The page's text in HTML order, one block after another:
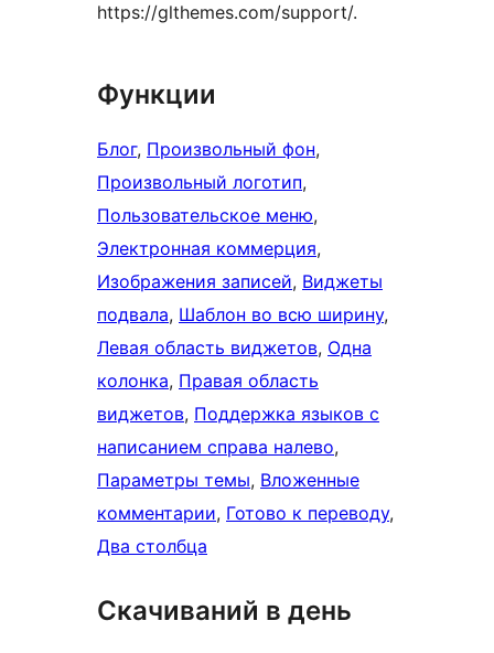
https://glthemes.com/support/.
Функции
Блог, Произвольный фон
Произвольный логотип
Пользовательское меню
Электронная коммерция
Изображения записей, Виджеты
подвала, Шаблон во всю ширину
Левая область виджетов, Одна
колонка, Правая область
виджетов, Поддержка языков с
написанием справа налево
Параметры темы, Вложенные
комментарии, Готово к переводу
Два столбца
Скачиваний в день